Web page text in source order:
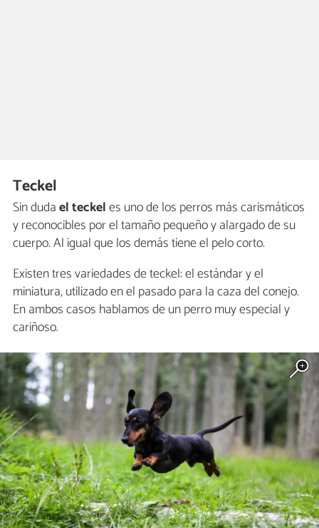
Teckel
Sin dudael teckeles uno de los perros más carismáticos
y reconocibles por el tamaño pequeño y alargado de su
cuerpo. Al igual que los demás tiene el pelo corto.
Existen tres variedades de teckel: el estándar y el
miniatura, utilizado en el pasado para la caza del conejo.
En ambos casos hablamos de un perro muy especial y
cariñoso.